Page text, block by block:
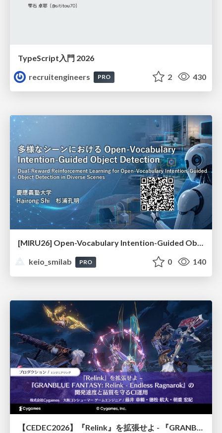
TypeScript入門 2026
recruitengineers
PRO 2 430
[MIRU26] Open-Vocabulary Intention-Guided Object Detection in Diverse Scenes
keio_smilab
PRO 0 140
【CEDEC2026】『Relink』を拡張せよ - 『GRANBLUE FANTASY: Relink - Endless Ragnarok』の開発速度と品質を守るCI運用